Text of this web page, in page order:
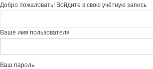
Добро пожаловать! Войдите в свою учётную запись
Ваше имя пользователя
Ваш пароль